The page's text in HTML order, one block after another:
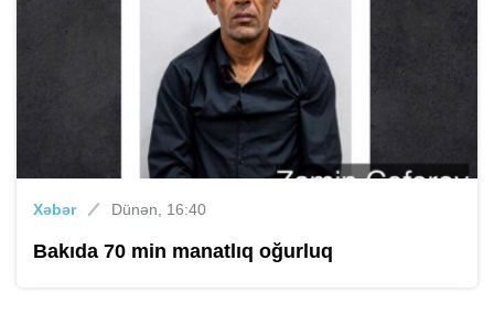
Xəbər Dünən, 16:40
Bakıda 70 min manatlıq oğurluq